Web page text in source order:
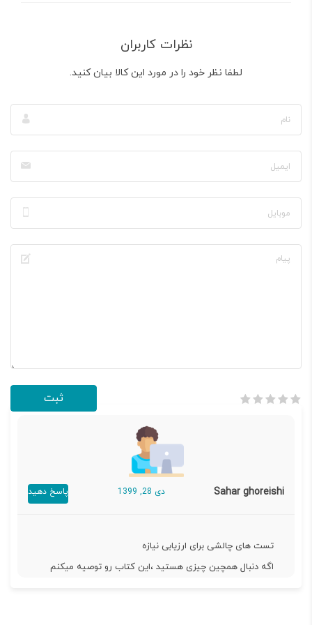
نظرات کاربران
لطفا نظر خود را در مورد این کالا بیان کنید.
Sahar ghoreishi دی 28, 1399 پاسخ دهید
تست های چالشی برای ارزیابی نیازه
اگه دنبال همچین چیزی هستید ،این کتاب رو توصیه میکنم